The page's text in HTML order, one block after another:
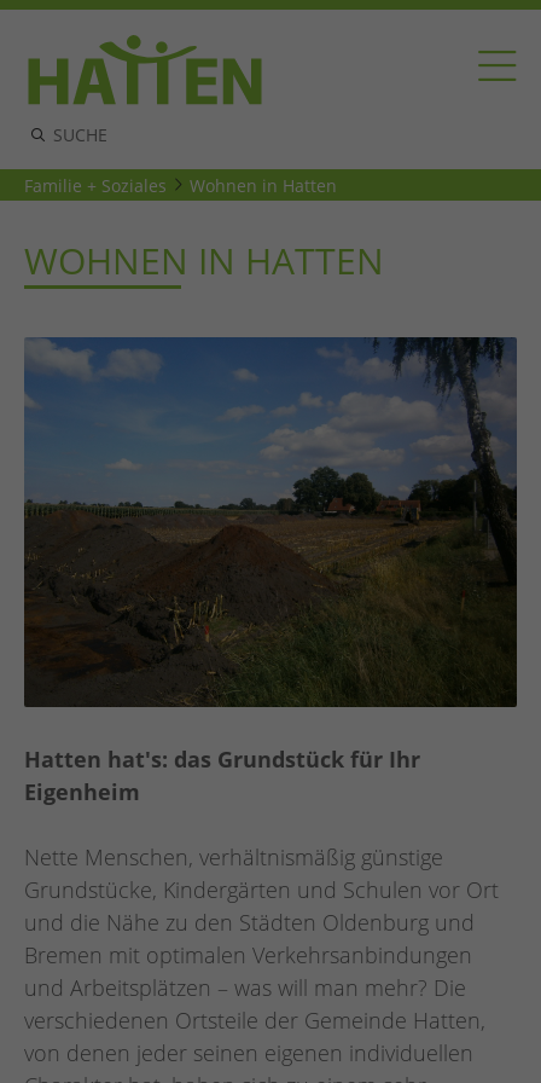
Familie + Soziales Wohnen in Hatten
WOHNEN IN HATTEN
Hatten hat's: das Grundstück für Ihr
Eigenheim
Nette Menschen, verhältnismäßig günstige
Grundstücke, Kindergärten und Schulen vor Ort
und die Nähe zu den Städten Oldenburg und
Bremen mit optimalen Verkehrsanbindungen
und Arbeitsplätzen – was will man mehr? Die
verschiedenen Ortsteile der Gemeinde Hatten,
von denen jeder seinen eigenen individuellen